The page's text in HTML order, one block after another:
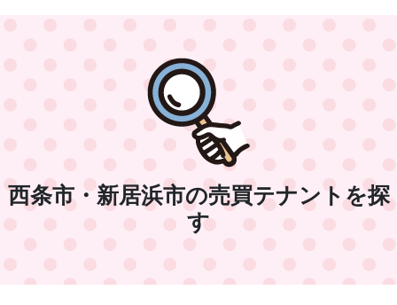
西条市・新居浜市の売買テナントを探
す